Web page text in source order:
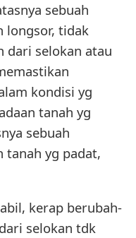
sebuah
longsor, tidak
dari selokan atau
kondisi yg
tanah yg
sebuah
tanah yg padat,
kerap berubah-
selokan tdk